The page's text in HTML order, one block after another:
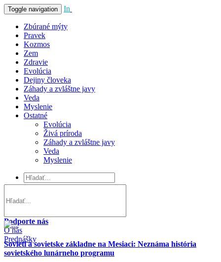
Toggle navigation In
Zbúrané mýty
Pravek
Kozmos
Zem
Zdravie
Evolúcia
Dejiny človeka
Záhady a zvláštne javy
Veda
Myslenie
Ostatné
Evolúcia
Živá príroda
Záhady a zvláštne javy
Veda
Myslenie
Podporte nás
O nás
Prednášky
Sovieti a sovietske základne na Mesiaci: Neznáma história
sovietského lunárneho programu